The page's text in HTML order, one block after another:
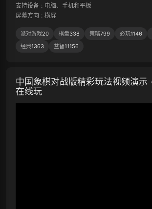
支持设备 : 电脑、手机和平板
屏幕方向 : 横屏
派对游戏20 棋盘338 策略799 必玩1146
经典1363 益智11156
中国象棋对战版精彩玩法视频演
在线玩